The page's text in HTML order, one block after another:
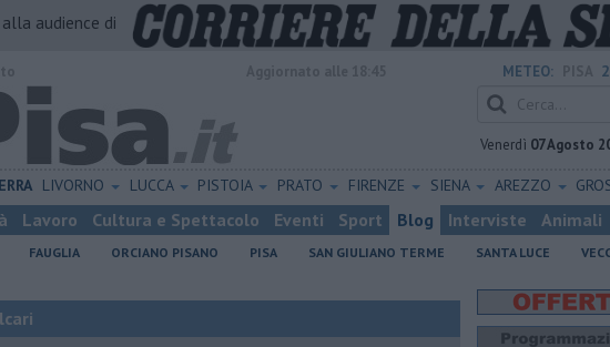
audience di
METEO:
Venerdì 07 Agosto
LIVORNO LUCCA PISTOIA PRATO FIRENZE SIENA AREZZO
Lavoro Cultura e Spettacolo Eventi Sport Blog Interviste Animali
FAUGLIA ORCIANO PISANO PISA SAN GIULIANO TERME SANTA LUCE